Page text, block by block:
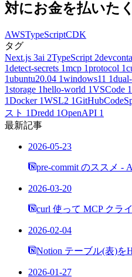
対にお金を払いた
AWSTypeScriptCDK
タグ
Next.js 3ai 2TypeScript 2
1detect-secrets 1mcp 1protocol 1
1ubuntu20.04 1windows11 1
1storage 1hello-world 1VSCode 1
1Docker 1WSL2 1
スト 1Dredd 1OpenAPI 1
最新記事
2026-05-23
pre-commit のススメ -
2026-03-20
curl 使って MCP クラ
2026-02-04
Notion テーブル(表)を
2026-01-27